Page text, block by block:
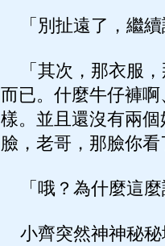
「別扯遠了，繼續
「其次，那衣服，
而已。什麼牛仔褲
樣。並且還沒有兩
臉，老哥，那臉你看
「哦？為什麼這麼
小齊突然神神秘秘